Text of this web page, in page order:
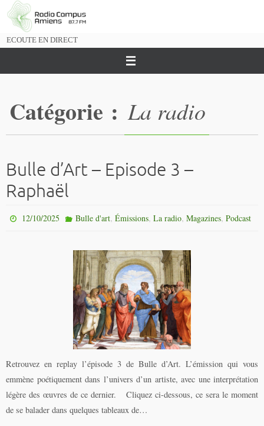
Passer
vers
ECOUTE EN DIRECT
Catégorie : La radio
Bulle d’Art – Episode 3 –
Raphaël
12/10/2025 Bulle d'art, Émissions, La radio, Magazines, Podcast
Retrouvez en replay l’épisode 3 de Bulle d’Art. L’émission qui vous
emmène poétiquement dans l’univers d’un artiste, avec une interprétation
légère des œuvres de ce dernier. Cliquez ci-dessous, ce sera le moment
de se balader dans quelques tableaux de…